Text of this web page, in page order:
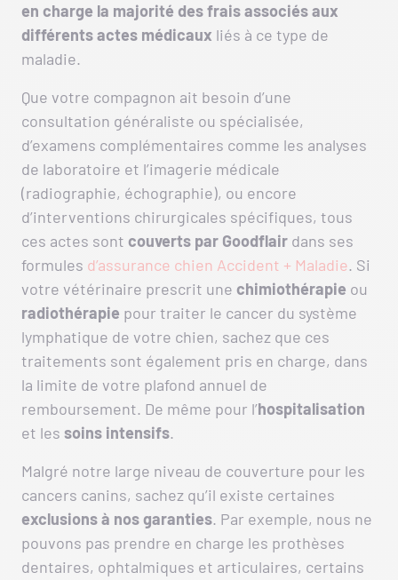
en charge la majorité des frais associés aux
différents actes médicaux liés à ce type de
maladie.
Que votre compagnon ait besoin d’une
consultation généraliste ou spécialisée,
d’examens complémentaires comme les analyses
de laboratoire et l’imagerie médicale
(radiographie, échographie), ou encore
d’interventions chirurgicales spécifiques, tous
ces actes sont couverts par Goodflair dans ses
formules d’assurance chien Accident + Maladie. Si
votre vétérinaire prescrit une chimiothérapie ou
radiothérapie pour traiter le cancer du système
lymphatique de votre chien, sachez que ces
traitements sont également pris en charge, dans
la limite de votre plafond annuel de
remboursement. De même pour l’hospitalisation
et les soins intensifs.
Malgré notre large niveau de couverture pour les
cancers canins, sachez qu’il existe certaines
exclusions à nos garanties. Par exemple, nous ne
pouvons pas prendre en charge les prothèses
dentaires, ophtalmiques et articulaires, certains